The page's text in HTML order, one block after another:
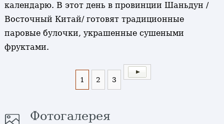
календарю. В этот день в провинции Шаньдун /
Восточный Китай/ готовят традиционные
паровые булочки, украшенные сушеными
фруктами.
1 2 3
Фотогалерея